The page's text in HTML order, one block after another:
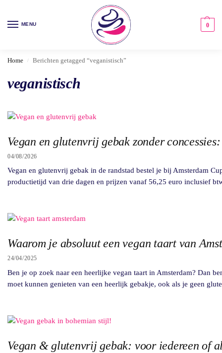
MENU 0
Home / Berichten getagged “veganistisch”
veganistisch
Vegan en glutenvrij gebak zonder
04/08/2026
Vegan en glutenvrij gebak in de randstad bestel je bij Amsterdam
productietijd van drie dagen en prijzen vanaf 56,25 euro inclusief
Waarom je absoluut een vegan taart van
24/04/2025
Ben je op zoek naar een heerlijke vegan taart in Amsterdam? Dan
moet kunnen genieten van een heerlijk gebakje, ook als je geen
Vegan & glutenvrij gebak: voor iedereen of